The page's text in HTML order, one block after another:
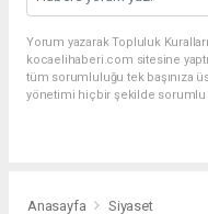
Yorum yazarak Topluluk
kocaelihaberi.com sitesine
tüm sorumluluğu tek başınıza
yönetimi hiçbir şekilde sorumlu
Anasayfa Siyaset